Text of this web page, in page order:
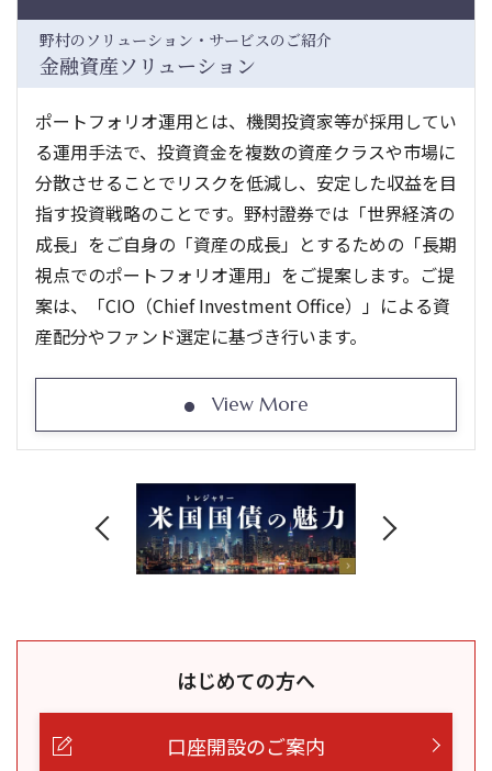
野村のソリューション・サービスのご紹介
金融資産ソリューション
ポートフォリオ運用とは、機関投資家等が採用してい
る運用手法で、投資資金を複数の資産クラスや市場に
分散させることでリスクを低減し、安定した収益を目
指す投資戦略のことです。野村證券では「世界経済の
成長」をご自身の「資産の成長」とするための「長期
視点でのポートフォリオ運用」をご提案します。ご提
案は、「CIO（Chief Investment Office）」による資
産配分やファンド選定に基づき行います。
View More
はじめての方へ
口座開設のご案内